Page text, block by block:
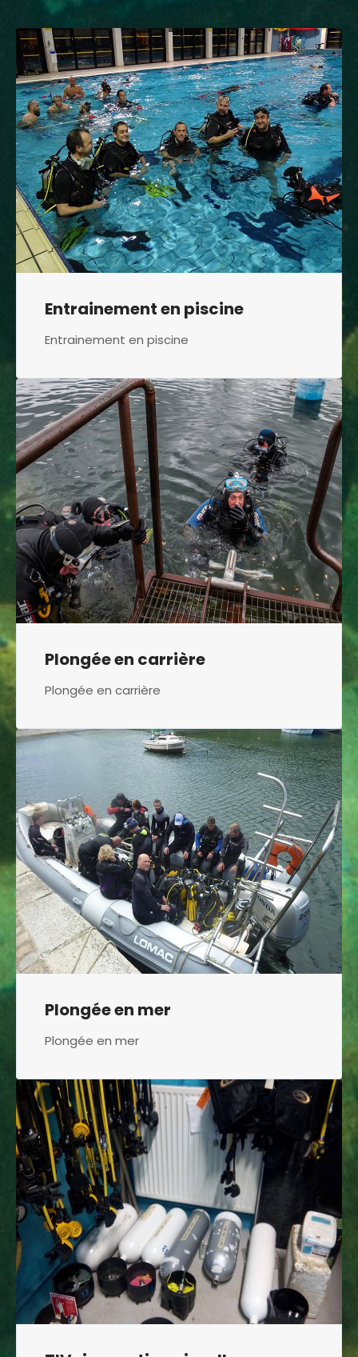
Entrainement en piscine
Entrainement en piscine
Plongée en carrière
Plongée en carrière
Plongée en mer
Plongée en mer